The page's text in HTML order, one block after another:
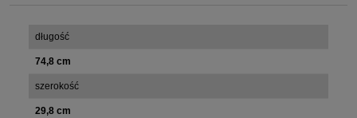
długość
74,8 cm
szerokość
29,8 cm